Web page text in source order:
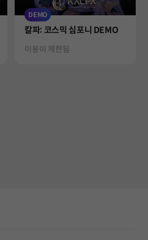
DEMO
Product
칼파: 코스믹 심포니 DEMO
Status
이용이 제한됨